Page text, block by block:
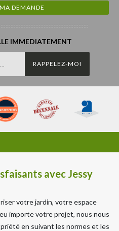
IMMEDIATEMENT
avec Jessy
votre jardin, votre espace
importe votre projet, nous nous
en suivant les normes et les